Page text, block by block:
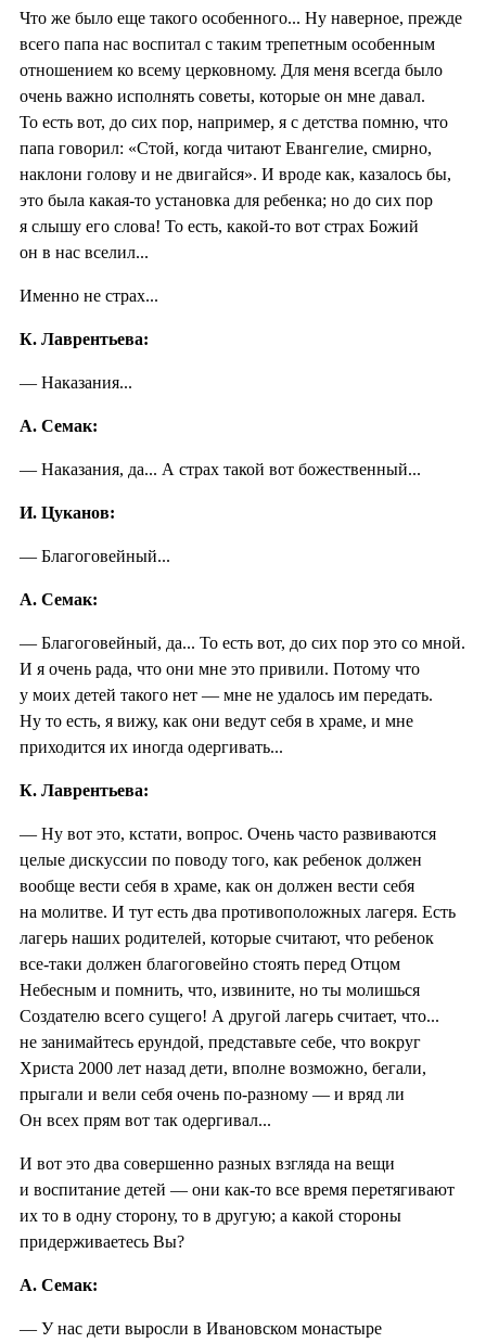
Что же было еще такого особенного... Ну наверное, прежде
всего папа нас воспитал с таким трепетным особенным
отношением ко всему церковному. Для меня всегда было
очень важно исполнять советы, которые он мне давал.
То есть вот, до сих пор, например, я с детства помню, что
папа говорил: «Стой, когда читают Евангелие, смирно,
наклони голову и не двигайся». И вроде как, казалось бы,
это была какая-то установка для ребенка; но до сих пор
я слышу его слова! То есть, какой-то вот страх Божий
он в нас вселил...
Именно не страх...
К. Лаврентьева:
— Наказания...
А. Семак:
— Наказания, да... А страх такой вот божественный...
И. Цуканов:
— Благоговейный...
А. Семак:
— Благоговейный, да... То есть вот, до сих пор это со мной.
И я очень рада, что они мне это привили. Потому что
у моих детей такого нет — мне не удалось им передать.
Ну то есть, я вижу, как они ведут себя в храме, и мне
приходится их иногда одергивать...
К. Лаврентьева:
— Ну вот это, кстати, вопрос. Очень часто развиваются
целые дискуссии по поводу того, как ребенок должен
вообще вести себя в храме, как он должен вести себя
на молитве. И тут есть два противоположных лагеря. Есть
лагерь наших родителей, которые считают, что ребенок
все-таки должен благоговейно стоять перед Отцом
Небесным и помнить, что, извините, но ты молишься
Создателю всего сущего! А другой лагерь считает, что...
не занимайтесь ерундой, представьте себе, что вокруг
Христа 2000 лет назад дети, вполне возможно, бегали,
прыгали и вели себя очень по-разному — и вряд ли
Он всех прям вот так одергивал...
И вот это два совершенно разных взгляда на вещи
и воспитание детей — они как-то все время перетягивают
их то в одну сторону, то в другую; а какой стороны
придерживаетесь Вы?
А. Семак:
— У нас дети выросли в Ивановском монастыре